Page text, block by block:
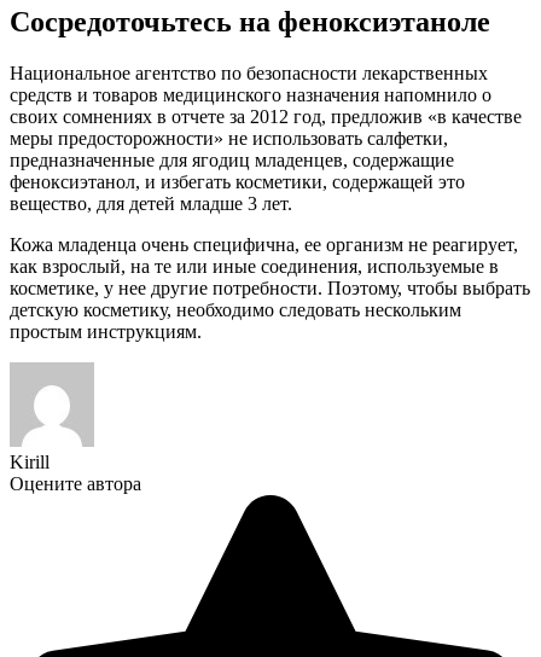
Сосредоточьтесь на феноксиэтаноле
Национальное агентство по безопасности лекарственных
средств и товаров медицинского назначения напомнило о
своих сомнениях в отчете за 2012 год, предложив «в качестве
меры предосторожности» не использовать салфетки,
предназначенные для ягодиц младенцев, содержащие
феноксиэтанол, и избегать косметики, содержащей это
вещество, для детей младше 3 лет.
Кожа младенца очень специфична, ее организм не реагирует,
как взрослый, на те или иные соединения, используемые в
косметике, у нее другие потребности. Поэтому, чтобы выбрать
детскую косметику, необходимо следовать нескольким
простым инструкциям.
Kirill
Оцените автора